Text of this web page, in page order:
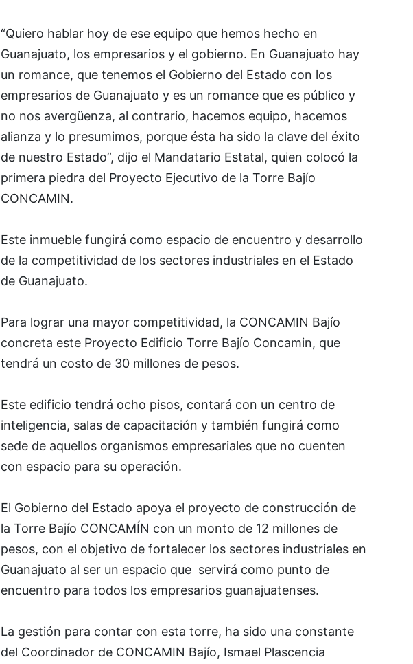
“Quiero hablar hoy de ese equipo que hemos hecho en
Guanajuato, los empresarios y el gobierno. En Guanajuato hay
un romance, que tenemos el Gobierno del Estado con los
empresarios de Guanajuato y es un romance que es público y
no nos avergüenza, al contrario, hacemos equipo, hacemos
alianza y lo presumimos, porque ésta ha sido la clave del éxito
de nuestro Estado”, dijo el Mandatario Estatal, quien colocó la
primera piedra del Proyecto Ejecutivo de la Torre Bajío
CONCAMIN.
Este inmueble fungirá como espacio de encuentro y desarrollo
de la competitividad de los sectores industriales en el Estado
de Guanajuato.
Para lograr una mayor competitividad, la CONCAMIN Bajío
concreta este Proyecto Edificio Torre Bajío Concamin, que
tendrá un costo de 30 millones de pesos.
Este edificio tendrá ocho pisos, contará con un centro de
inteligencia, salas de capacitación y también fungirá como
sede de aquellos organismos empresariales que no cuenten
con espacio para su operación.
El Gobierno del Estado apoya el proyecto de construcción de
la Torre Bajío CONCAMÍN con un monto de 12 millones de
pesos, con el objetivo de fortalecer los sectores industriales en
Guanajuato al ser un espacio que servirá como punto de
encuentro para todos los empresarios guanajuatenses.
La gestión para contar con esta torre, ha sido una constante
del Coordinador de CONCAMIN Bajío, Ismael Plascencia